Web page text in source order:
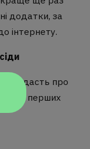
додатки, за
інтернету.
дасть про
це з перших